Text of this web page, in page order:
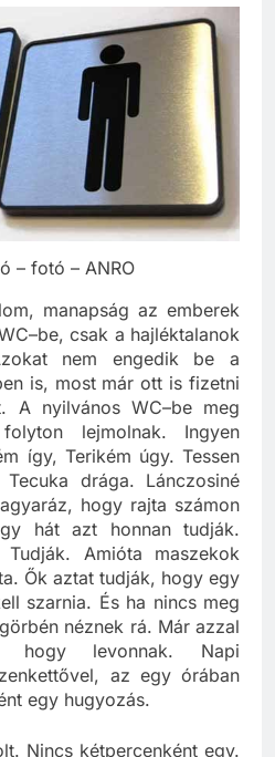
manapság az emberek
csak a hajléktalanok
nem engedik be a
is, most már ott is fizetni
A nyilvános WC–be meg
lejmolnak. Ingyen
így, Terikém úgy. Tessen
drága. Lánczosiné
hogy rajta számon
hát azt honnan tudják.
Amióta maszekok
Ők aztat tudják, hogy egy
szarnia. És ha nincs meg
néznek rá. Már azzal
hogy levonnak. Napi
az egy órában